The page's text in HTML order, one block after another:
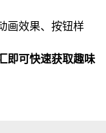
画效果、按钮样
即可快速获取趣味